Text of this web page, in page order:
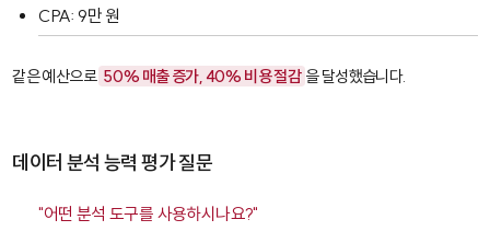
CPA: 9만 원
같은 예산으로 50% 매출 증가, 40% 비용 절감 을 달성했습니다.
데이터 분석 능력 평가 질문
"어떤 분석 도구를 사용하시나요?"